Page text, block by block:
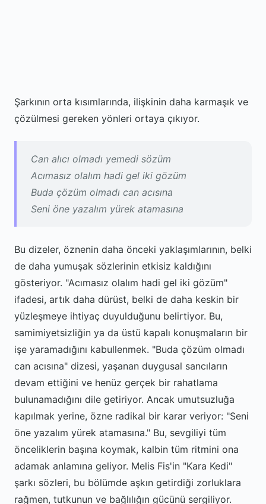
Şarkının orta kısımlarında, ilişkinin daha karmaşık ve
çözülmesi gereken yönleri ortaya çıkıyor.
Can alıcı olmadı yemedi sözüm
Acımasız olalım hadi gel iki gözüm
Buda çözüm olmadı can acısına
Seni öne yazalım yürek atamasına
Bu dizeler, öznenin daha önceki yaklaşımlarının, belki
de daha yumuşak sözlerinin etkisiz kaldığını
gösteriyor. "Acımasız olalım hadi gel iki gözüm"
ifadesi, artık daha dürüst, belki de daha keskin bir
yüzleşmeye ihtiyaç duyulduğunu belirtiyor. Bu,
samimiyetsizliğin ya da üstü kapalı konuşmaların bir
işe yaramadığını kabullenmek. "Buda çözüm olmadı
can acısına" dizesi, yaşanan duygusal sancıların
devam ettiğini ve henüz gerçek bir rahatlama
bulunamadığını dile getiriyor. Ancak umutsuzluğa
kapılmak yerine, özne radikal bir karar veriyor: "Seni
öne yazalım yürek atamasına." Bu, sevgiliyi tüm
önceliklerin başına koymak, kalbin tüm ritmini ona
adamak anlamına geliyor. Melis Fis'in "Kara Kedi"
şarkı sözleri, bu bölümde aşkın getirdiği zorluklara
rağmen, tutkunun ve bağlılığın gücünü sergiliyor.